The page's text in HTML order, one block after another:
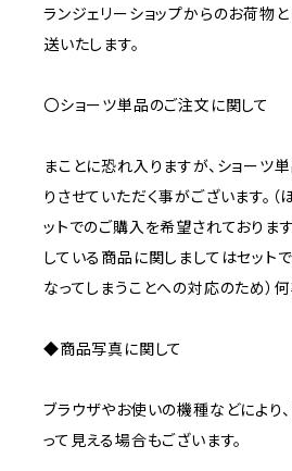
ランジェリーショップからのお荷物
送いたします。
〇ショーツ単品のご注文に関して
まことに恐れ入りますが、ショーツ
りさせていただく事がございます。
ットでのご購入を希望されておりま
している商品に関しましてはセット
なってしまうことへの対応のため）
◆商品写真に関して
ブラウザやお使いの機種などにより
って見える場合もございます。